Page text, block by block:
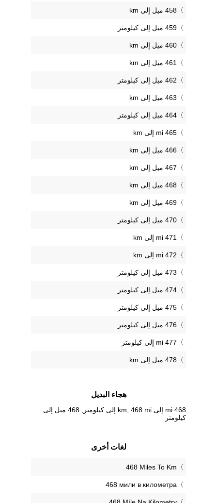
458 ميل إلى km
459 ميل إلى كيلومتر
460 ميل إلى km
461 ميل إلى km
462 ميل إلى كيلومتر
463 ميل إلى km
464 ميل إلى كيلومتر
465 mi إلى km
466 ميل إلى km
467 ميل إلى km
468 ميل إلى km
469 ميل إلى km
470 ميل إلى كيلومتر
471 mi إلى km
472 mi إلى km
473 ميل إلى كيلومتر
474 ميل إلى كيلومتر
475 ميل إلى كيلومتر
476 ميل إلى كيلومتر
477 mi إلى كيلومتر
478 ميل إلى km
هجاء البديل
468 mi إلى km, 468 mi إلى كيلومتر, 468 ميل إلى
كيلومتر
لغات أخرى
‎468 Miles To Km
‎468 мили в километра